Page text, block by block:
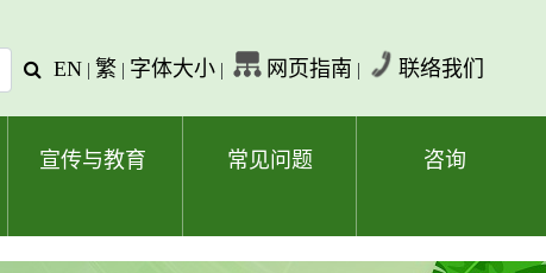
查
字
EN | 繁 | 字体大小 | 网页指南 | 联络我们
宣传与教育 常见问题 咨询